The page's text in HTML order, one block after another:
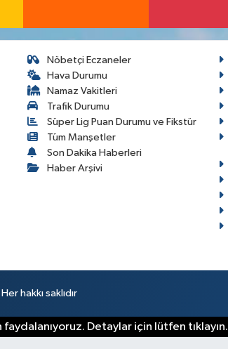
Nöbetçi Eczaneler
Hava Durumu
Namaz Vakitleri
Trafik Durumu
Süper Lig Puan Durumu ve Fikstür
Tüm Manşetler
Son Dakika Haberleri
Haber Arşivi
hakkı saklıdır
Detaylar için lütfen tıklayın.